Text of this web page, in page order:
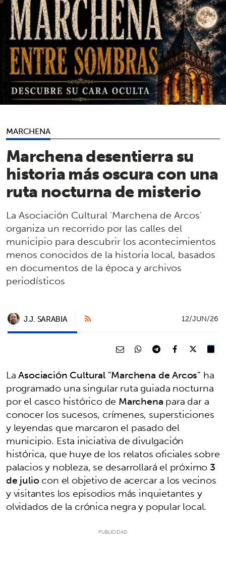
MARCHENA
Marchena desentierra su
historia más oscura con una
ruta nocturna de misterio
La Asociación Cultural 'Marchena de Arcos'
organiza un recorrido por las calles del
municipio para descubrir los acontecimientos
menos conocidos de la historia local, basados
en documentos de la época y archivos
periodísticos
J.J. SARABIA 12/JUN/26
LaAsociación Cultural "Marchena de Arcos" ha
programado una singular ruta guiada nocturna
por el casco histórico de Marchenapara dar a
conocer los sucesos, crímenes, supersticiones
y leyendas que marcaron el pasado del
municipio. Esta iniciativa de divulgación
histórica, que huye de los relatos oficiales sobre
palacios y nobleza, se desarrollará el próximo3
de juliocon el objetivo de acercar a los vecinos
y visitantes los episodios más inquietantes y
olvidados de la crónica negra y popular local.